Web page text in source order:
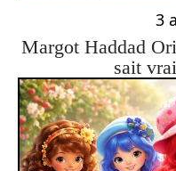
3
Margot Haddad
sait